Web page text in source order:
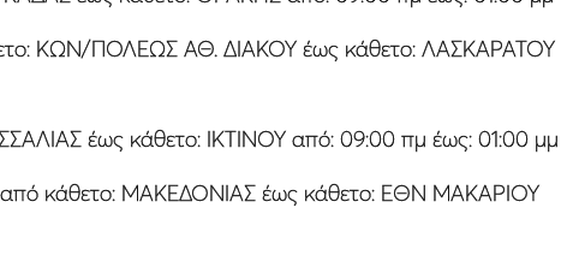
ΚΩΝ/ΠΟΛΕΩΣ ΑΘ. ΔΙΑΚΟΥ έως κάθετο: ΛΑΣΚΑΡΑΤΟΥ
έως κάθετο: ΙΚΤΙΝΟΥ από: 09:00 πμ έως: 01:00 μμ
κάθετο: ΜΑΚΕΔΟΝΙΑΣ έως κάθετο: ΕΘΝ ΜΑΚΑΡΙΟΥ